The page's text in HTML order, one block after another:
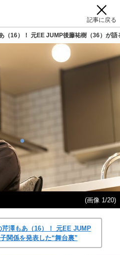
記事に戻る
（16）！ 元EE JUMP後藤祐樹（36）が
(画像 1/20)
芹澤もあ（16）！ 元EE JUMP
関係を発表した“舞台裏”